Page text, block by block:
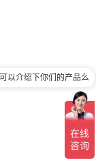
可以介绍下你们的产品么